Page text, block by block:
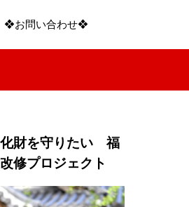
❖お問い合わせ❖
化財を守りたい 福
修プロジェクト